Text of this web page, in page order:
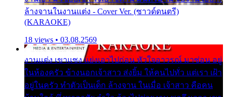
ล้างจานในงานแต่ง - Cover Ver. (ซาวด์ดนตรี)
(KARAOKE)
18 views • 03.08.2569
งานแต่ง เขาแซง แย่งเอาไปก่อน หัวใจอาวรณ์ มาซ่อน อยู่
ในห้องครัว ข้างนอกเจ้าสาว ส่งยิ้ม ให้คนไปทั่ว แต่เรา เฝ้า
อยู่ในครัว ทำตัวเป็นเด็ก ล้างจาน ในเมื่อ เจ้าสาว คือคน